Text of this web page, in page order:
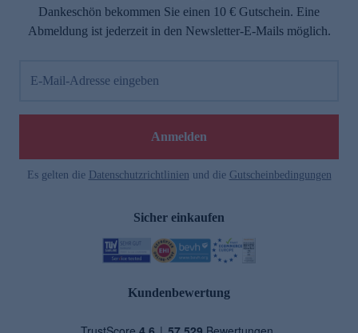
Dankeschön bekommen Sie einen 10 € Gutschein. Eine
Abmeldung ist jederzeit in den Newsletter-E-Mails möglich.
E-Mail-Adresse eingeben
Anmelden
Es gelten die Datenschutzrichtlinien und die Gutscheinbedingungen
Sicher einkaufen
Kundenbewertung